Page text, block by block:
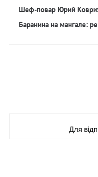
Шеф-повар Юрий
Баранина на мангале:
Для